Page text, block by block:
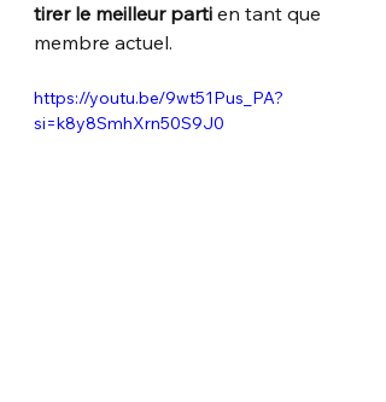
tirer le meilleur parti en tant que
membre actuel.
https://youtu.be/9wt51Pus_PA?
si=k8y8SmhXrn50S9J0